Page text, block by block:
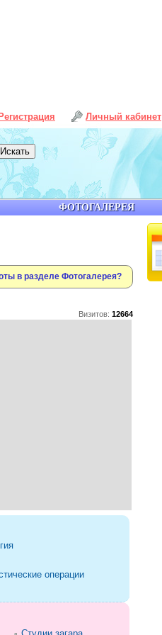
в разделе Фотогалерея?
Визитов: 12664
операции
ФОТОГАЛЕРЕЯ
Личный кабинет
Регистрация